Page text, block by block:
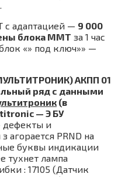
с адаптацией — 9 000
блока MMT за 1 час
«» под ключ»» —
АКПП 01
ряд с данными
(в
— Э БУ
и
агорается PRND на
буквы индикации
тухнет лампа
: 17105 (Датчик